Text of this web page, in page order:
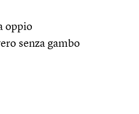
oppio
senza gambo